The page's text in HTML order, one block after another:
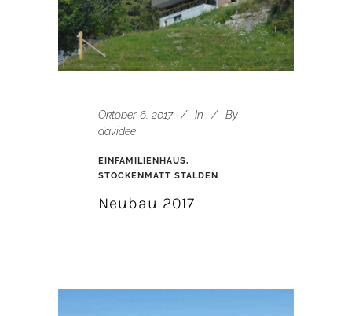
Oktober 6, 2017 In
By
davidee
EINFAMILIENHAUS,
STOCKENMATT STALDEN
Neubau 2017